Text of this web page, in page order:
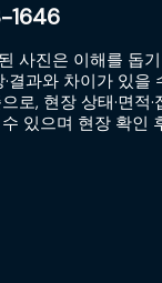
1646
사진은 이해를 돕기
결과와 차이가 있을
로, 현장 상태·면적·
있으며 현장 확인